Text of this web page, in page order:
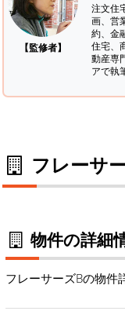
【監修者】
注文住
画、営
約、金
住宅、
動産専
アで執
フレーサ
物件の詳細
フレーサーズBの物件